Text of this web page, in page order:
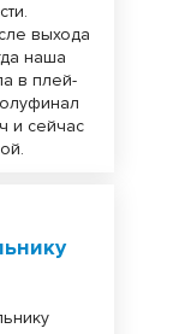
выхода
наша
в плей-
и сейчас